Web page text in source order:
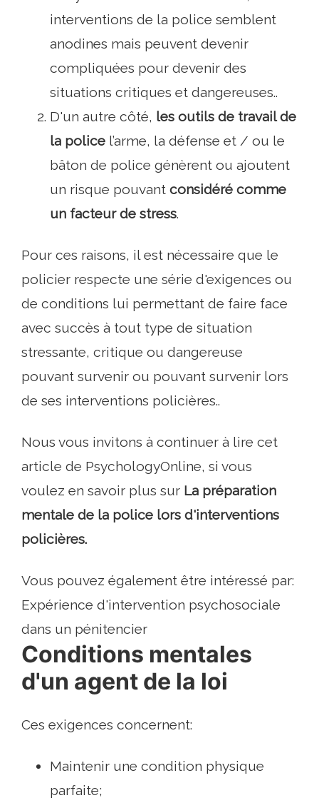
interventions de la police semblent
anodines mais peuvent devenir
compliquées pour devenir des
situations critiques et dangereuses..
D'un autre côté, les outils de travail de
la police l’arme, la défense et / ou le
bâton de police génèrent ou ajoutent
un risque pouvant considéré comme
un facteur de stress.
Pour ces raisons, il est nécessaire que le
policier respecte une série d'exigences ou
de conditions lui permettant de faire face
avec succès à tout type de situation
stressante, critique ou dangereuse
pouvant survenir ou pouvant survenir lors
de ses interventions policières..
Nous vous invitons à continuer à lire cet
article de PsychologyOnline, si vous
voulez en savoir plus sur La préparation
mentale de la police lors d'interventions
policières.
Vous pouvez également être intéressé par:
Expérience d'intervention psychosociale
dans un pénitencier
Conditions mentales
d'un agent de la loi
Ces exigences concernent:
Maintenir une condition physique
parfaite;